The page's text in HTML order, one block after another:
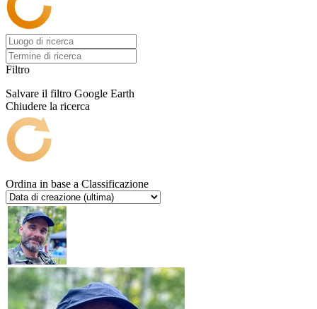
Filtro
Salvare il filtro Google Earth
Chiudere la ricerca
Ordina in base a Classificazione